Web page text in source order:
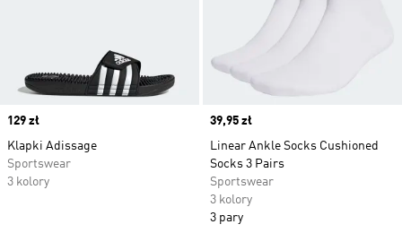
Price
129 zł
Klapki Adissage
Sportswear
3 kolory
Price
39,95 zł
Linear Ankle Socks Cushioned
Socks 3 Pairs
Sportswear
3 kolory
3 pary